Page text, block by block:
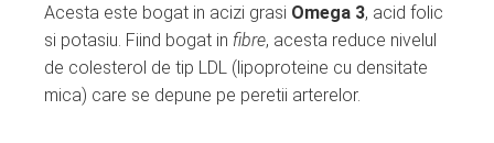
Acesta este bogat in acizi grasi Omega 3, acid folic
si potasiu. Fiind bogat in fibre, acesta reduce nivelul
de colesterol de tip LDL (lipoproteine cu densitate
mica) care se depune pe peretii arterelor.